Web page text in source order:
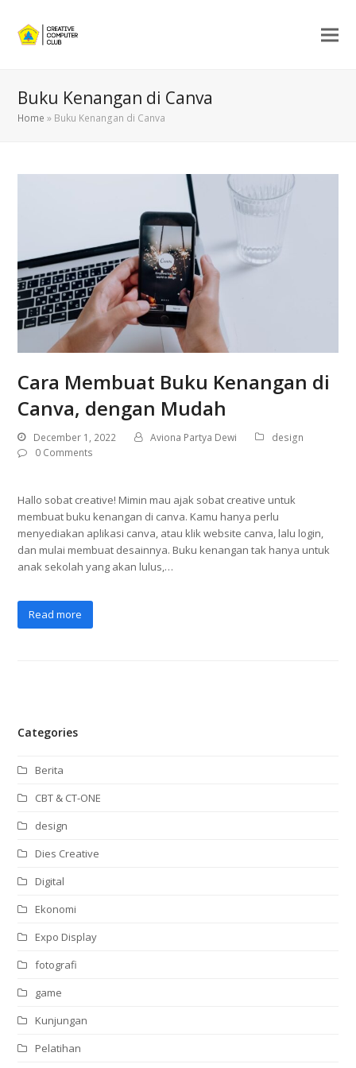
Buku Kenangan di Canva
Home » Buku Kenangan di Canva
Cara Membuat Buku Kenangan di
Canva, dengan Mudah
December 1, 2022 Aviona Partya Dewi
design
0 Comments
Hallo sobat creative! Mimin mau ajak sobat creative untuk
membuat buku kenangan di canva. Kamu hanya perlu
menyediakan aplikasi canva, atau klik website canva, lalu login,
dan mulai membuat desainnya. Buku kenangan tak hanya untuk
anak sekolah yang akan lulus,…
Read more
Categories
Berita
CBT & CT-ONE
design
Dies Creative
Digital
Ekonomi
Expo Display
fotografi
game
Kunjungan
Pelatihan